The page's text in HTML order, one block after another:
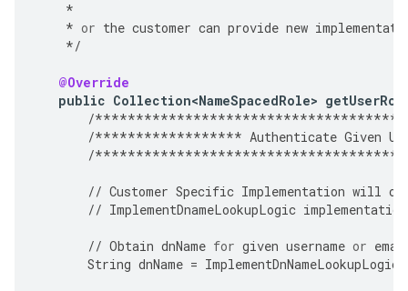
*
* or the customer can provide new
*/
@Override
public Collection<NameSpacedRole>
/
/****************** Authenticate Given
/
// Customer Specific Implementation will
// ImplementDnameLookupLogic implementation
// Obtain dnName for given username or
String dnName = ImplementDnNameLookupLogic